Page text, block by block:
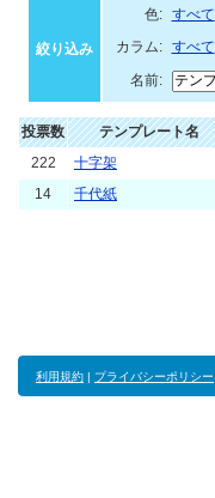
絞り込み
色: すべて
カラム:
すべて
名前:
投票数 テンプレート名
222
十字架
14
千代紙
利用規約 | プライバシーポリシー